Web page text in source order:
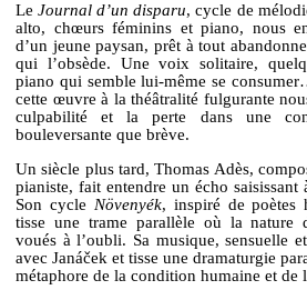
LeJournal d’un disparu, cycle de
alto, chœurs féminins et piano, nous
d’un jeune paysan, prêt à tout
qui l’obsède. Une voix solitaire,
piano qui semble lui-même se
cette œuvre à la théâtralité fulgurante
culpabilité et la perte dans une
bouleversante que brève.
Un siècle plus tard, Thomas Adès,
pianiste, fait entendre un écho saisissant
Son cycle Növenyék, inspiré de poètes
tisse une trame parallèle où la nature
voués à l’oubli. Sa musique, sensuelle
avec Janáček et tisse une dramaturgie
métaphore de la condition humaine et de